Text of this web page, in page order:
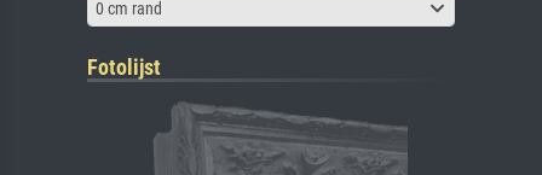
0 cm rand
Fotolijst